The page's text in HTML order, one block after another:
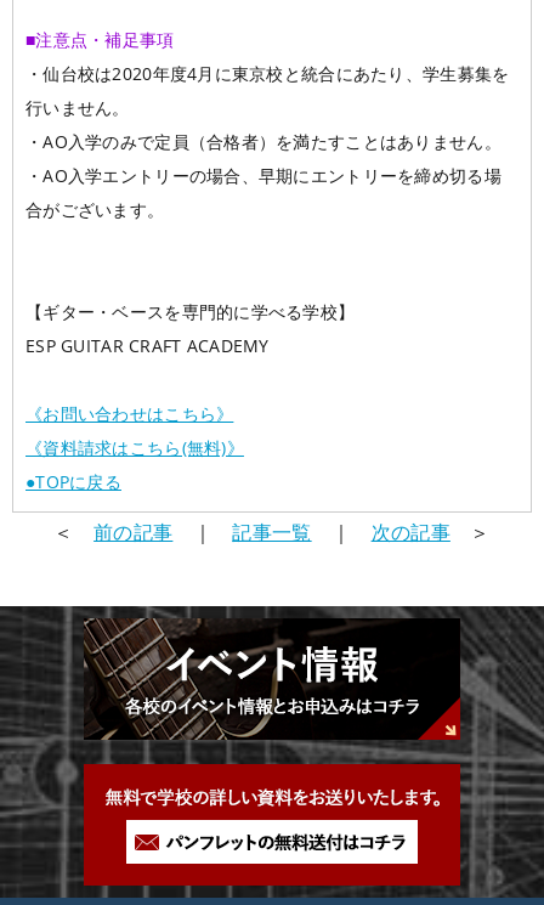
■注意点・補足事項
・仙台校は2020年度4月に東京校と統合にあたり、学生募集を
行いません。
・AO入学のみで定員（合格者）を満たすことはありません。
・AO入学エントリーの場合、早期にエントリーを締め切る場
合がございます。
【ギター・ベースを専門的に学べる学校】
ESP GUITAR CRAFT ACADEMY
《お問い合わせはこちら》
《資料請求はこちら(無料)》
●TOPに戻る
＜前の記事 ｜記事一覧 ｜ 次の記事＞